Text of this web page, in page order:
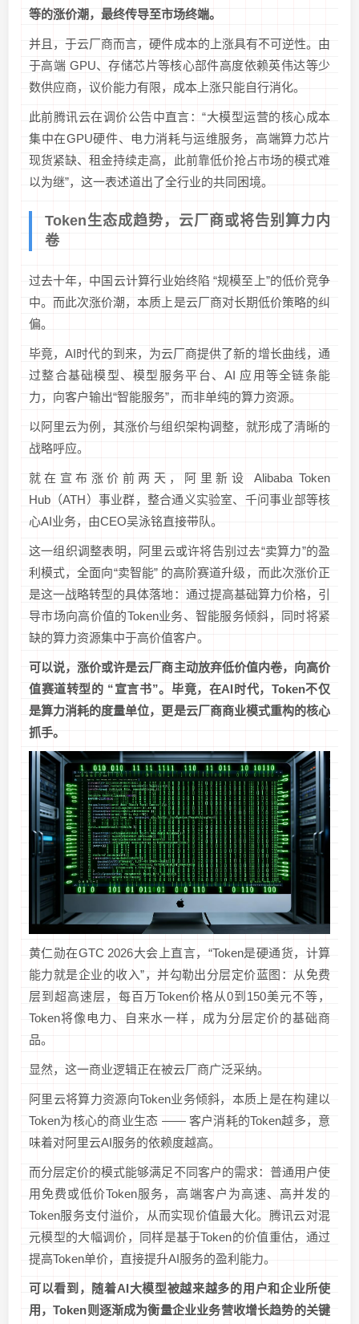
等的涨价潮，最终传导至市场终端。
并且，于云厂商而言，硬件成本的上涨具有不可逆性。由
于高端 GPU、存储芯片等核心部件高度依赖英伟达等少
数供应商，议价能力有限，成本上涨只能自行消化。
此前腾讯云在调价公告中直言：“大模型运营的核心成本
集中在GPU硬件、电力消耗与运维服务，高端算力芯片
现货紧缺、租金持续走高，此前靠低价抢占市场的模式难
以为继”，这一表述道出了全行业的共同困境。
Token生态成趋势，云厂商或将告别算力内
卷
过去十年，中国云计算行业始终陷 “规模至上”的低价竞争
中。而此次涨价潮，本质上是云厂商对长期低价策略的纠
偏。
毕竟，AI时代的到来，为云厂商提供了新的增长曲线，通
过整合基础模型、模型服务平台、AI 应用等全链条能
力，向客户输出“智能服务”，而非单纯的算力资源。
以阿里云为例，其涨价与组织架构调整，就形成了清晰的
战略呼应。
就在宣布涨价前两天，阿里新设 Alibaba Token
Hub（ATH）事业群，整合通义实验室、千问事业部等核
心AI业务，由CEO吴泳铭直接带队。
这一组织调整表明，阿里云或许将告别过去“卖算力”的盈
利模式，全面向“卖智能” 的高阶赛道升级，而此次涨价正
是这一战略转型的具体落地：通过提高基础算力价格，引
导市场向高价值的Token业务、智能服务倾斜，同时将紧
缺的算力资源集中于高价值客户。
可以说，涨价或许是云厂商主动放弃低价值内卷，向高价
值赛道转型的 “宣言书”。毕竟，在AI时代，Token不仅
是算力消耗的度量单位，更是云厂商商业模式重构的核心
抓手。
黄仁勋在GTC 2026大会上直言，“Token是硬通货，计算
能力就是企业的收入”，并勾勒出分层定价蓝图：从免费
层到超高速层，每百万Token价格从0到150美元不等，
Token将像电力、自来水一样，成为分层定价的基础商
品。
显然，这一商业逻辑正在被云厂商广泛采纳。
阿里云将算力资源向Token业务倾斜，本质上是在构建以
Token为核心的商业生态 —— 客户消耗的Token越多，意
味着对阿里云AI服务的依赖度越高。
而分层定价的模式能够满足不同客户的需求：普通用户使
用免费或低价Token服务，高端客户为高速、高并发的
Token服务支付溢价，从而实现价值最大化。腾讯云对混
元模型的大幅调价，同样是基于Token的价值重估，通过
提高Token单价，直接提升AI服务的盈利能力。
可以看到，随着AI大模型被越来越多的用户和企业所使
用，Token则逐渐成为衡量企业业务营收增长趋势的关键